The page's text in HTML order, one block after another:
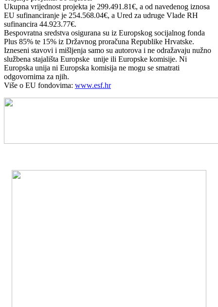
Ukupna vrijednost projekta je 299.491.81€, a od navedenog iznosa
EU sufinanciranje je 254.568.04€, a Ured za udruge Vlade RH
sufinancira 44.923.77€.
Bespovratna sredstva osigurana su iz Europskog socijalnog fonda
Plus 85% te 15% iz Državnog proračuna Republike Hrvatske.
Izneseni stavovi i mišljenja samo su autorova i ne odražavaju nužno
službena stajališta Europske unije ili Europske komisije. Ni
Europska unija ni Europska komisija ne mogu se smatrati
odgovornima za njih.
Više o EU fondovima: www.esf.hr